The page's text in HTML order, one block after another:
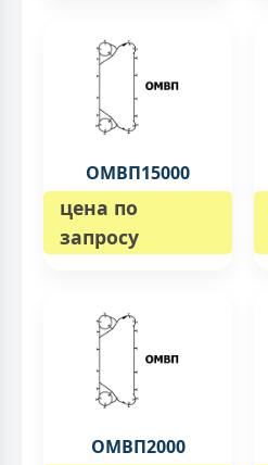
ОМВП15000
цена по
запросу
ОМВП2000